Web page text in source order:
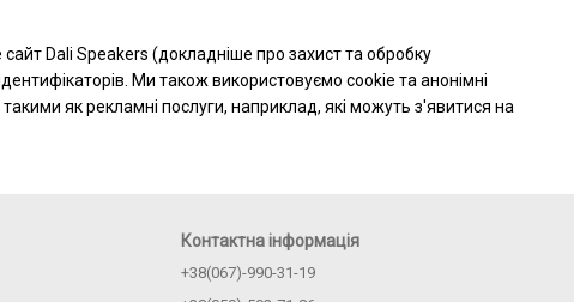
сайт Dali Speakers (докладніше про захист та обробку
Ми також використовуємо cookie та анонімні
як рекламні послуги, наприклад, які можуть з'явитися на
Контактна інформація
+38(067)-990-31-19